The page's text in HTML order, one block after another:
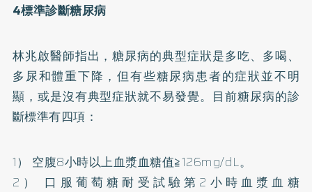
4標準診斷糖尿病
林兆啟醫師指出，糖尿病的典型症狀是多吃、多喝、
多尿和體重下降，但有些糖尿病患者的症狀並不明
顯，或是沒有典型症狀就不易發覺。目前糖尿病的診
斷標準有四項：
1） 空腹8小時以上血漿血糖值≧126mg/dL。
2） 口服葡萄糖耐受試驗第2小時血漿血糖